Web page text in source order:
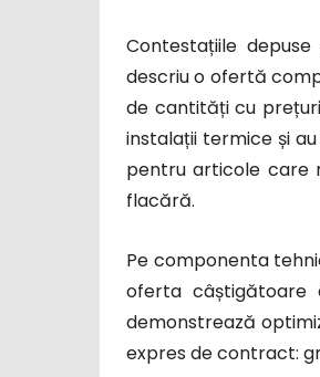
Contestațiile
descriu o ofertă
de cantități cu
instalații termice și
pentru articole care
flacără.
Pe componenta
oferta câștigătoare
demonstrează
expres de contract: